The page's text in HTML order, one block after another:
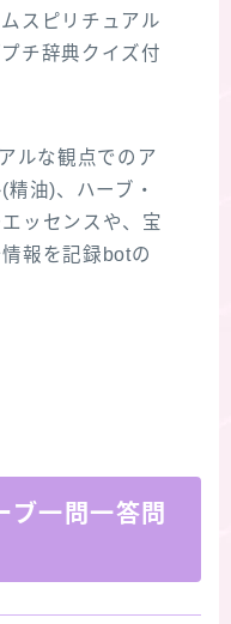
スピリチュアル
チ辞典クイズ付
ルな観点でのア
油)、ハーブ・
ッセンスや、宝
報を記録botの
ブ一問一答問